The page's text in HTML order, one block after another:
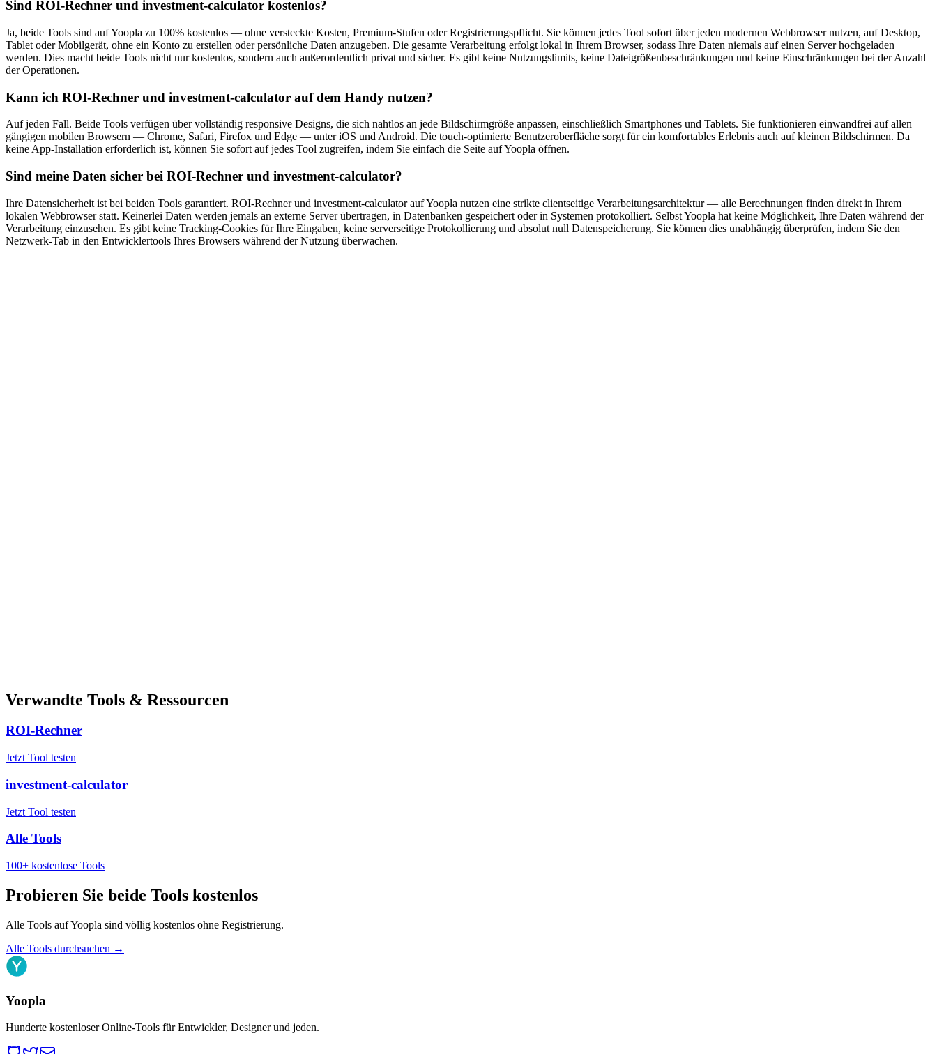
Sind ROI-Rechner und investment-calculator kostenlos?
Ja, beide Tools sind auf Yoopla zu 100% kostenlos — ohne versteckte Kosten, Premium-Stufen oder Registrierungspflicht. Sie können jedes Tool sofort über jeden modernen Webbrowser nutzen, auf Desktop,
Tablet oder Mobilgerät, ohne ein Konto zu erstellen oder persönliche Daten anzugeben. Die gesamte Verarbeitung erfolgt lokal in Ihrem Browser, sodass Ihre Daten niemals auf einen Server hochgeladen
werden. Dies macht beide Tools nicht nur kostenlos, sondern auch außerordentlich privat und sicher. Es gibt keine Nutzungslimits, keine Dateigrößenbeschränkungen und keine Einschränkungen bei der Anzahl
der Operationen.
Kann ich ROI-Rechner und investment-calculator auf dem Handy nutzen?
Auf jeden Fall. Beide Tools verfügen über vollständig responsive Designs, die sich nahtlos an jede Bildschirmgröße anpassen, einschließlich Smartphones und Tablets. Sie funktionieren einwandfrei auf allen
gängigen mobilen Browsern — Chrome, Safari, Firefox und Edge — unter iOS und Android. Die touch-optimierte Benutzeroberfläche sorgt für ein komfortables Erlebnis auch auf kleinen Bildschirmen. Da
keine App-Installation erforderlich ist, können Sie sofort auf jedes Tool zugreifen, indem Sie einfach die Seite auf Yoopla öffnen.
Sind meine Daten sicher bei ROI-Rechner und investment-calculator?
Ihre Datensicherheit ist bei beiden Tools garantiert. ROI-Rechner und investment-calculator auf Yoopla nutzen eine strikte clientseitige Verarbeitungsarchitektur — alle Berechnungen finden direkt in Ihrem
lokalen Webbrowser statt. Keinerlei Daten werden jemals an externe Server übertragen, in Datenbanken gespeichert oder in Systemen protokolliert. Selbst Yoopla hat keine Möglichkeit, Ihre Daten während der
Verarbeitung einzusehen. Es gibt keine Tracking-Cookies für Ihre Eingaben, keine serverseitige Protokollierung und absolut null Datenspeicherung. Sie können dies unabhängig überprüfen, indem Sie den
Netzwerk-Tab in den Entwicklertools Ihres Browsers während der Nutzung überwachen.
Verwandte Tools & Ressourcen
ROI-Rechner
Jetzt Tool testen
investment-calculator
Jetzt Tool testen
Alle Tools
100+ kostenlose Tools
Probieren Sie beide Tools kostenlos
Alle Tools auf Yoopla sind völlig kostenlos ohne Registrierung.
Alle Tools durchsuchen →
Yoopla
Hunderte kostenloser Online-Tools für Entwickler, Designer und jeden.